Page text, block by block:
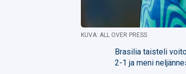
KUVA: ALL OVER PRESS
Brasilia taisteli
2-1 ja meni